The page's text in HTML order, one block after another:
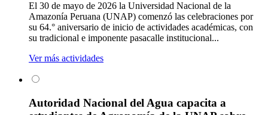
El 30 de mayo de 2026 la Universidad Nacional de la
Amazonía Peruana (UNAP) comenzó las celebraciones por
su 64.° aniversario de inicio de actividades académicas, con
su tradicional e imponente pasacalle institucional...
Ver más actividades
Autoridad Nacional del Agua capacita a